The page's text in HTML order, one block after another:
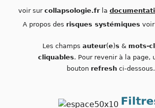
voir sur collapsologie.frla
A propos des risques systémiques voir
Les champs auteur(e)s & mots-
cliquables. Pour revenir à la page,
bouton refreshci-dessous.